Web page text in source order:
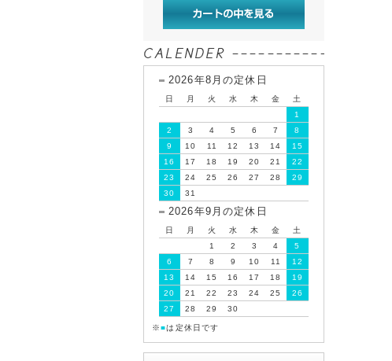
2026年8月の定休日
日 月 火 水 木 金
土
1
2
3 4 5 6 7
8
9
10 11 12 13 14
15
16
17 18 19 20 21
22
23
24 25 26 27 28
29
30
31
2026年9月の定休日
日 月 火 水 木 金
土
1
2 3 4
5
6
7 8 9 10 11
12
13
14 15 16 17 18
19
20
21 22 23 24 25
26
27
28 29 30
※■は定休日です